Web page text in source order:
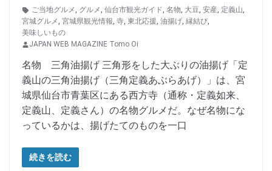
ご当地グルメ, グルメ, 仙台市観光ガイド, 名物, 大豆, 安産, 定義山,
宮城グルメ, 宮城県観光情報, 寺, 東北応援, 油揚げ, 縁結び,
美味しいもの
JAPAN WEB MAGAZINE Tomo Oi
名物 三角油揚げ 三角形をした大ぶりの油揚げ「定
義山の三角油揚げ（三角定義あぶらあげ）」は、宮
城県仙台市青葉区にある西方寺（通称・定義如来、
定義山、定義さん）の名物グルメだ。なぜ名物にな
っているかは、揚げたてのものを一口
続きを読む